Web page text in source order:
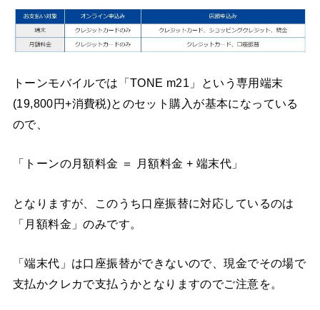
トーンモバイルでは「TONE m21」という専用端末
(19,800円+消費税)とのセット購入が基本になっている
ので、
「トーンの月額料金 ＝ 月額料金 + 端末代」
となりますが、このうち口座振替に対応しているのは
「月額料金」のみです。
「端末代」は口座振替ができないので、現金でその場で
支払かクレカで支払うかとなりますのでご注意を。